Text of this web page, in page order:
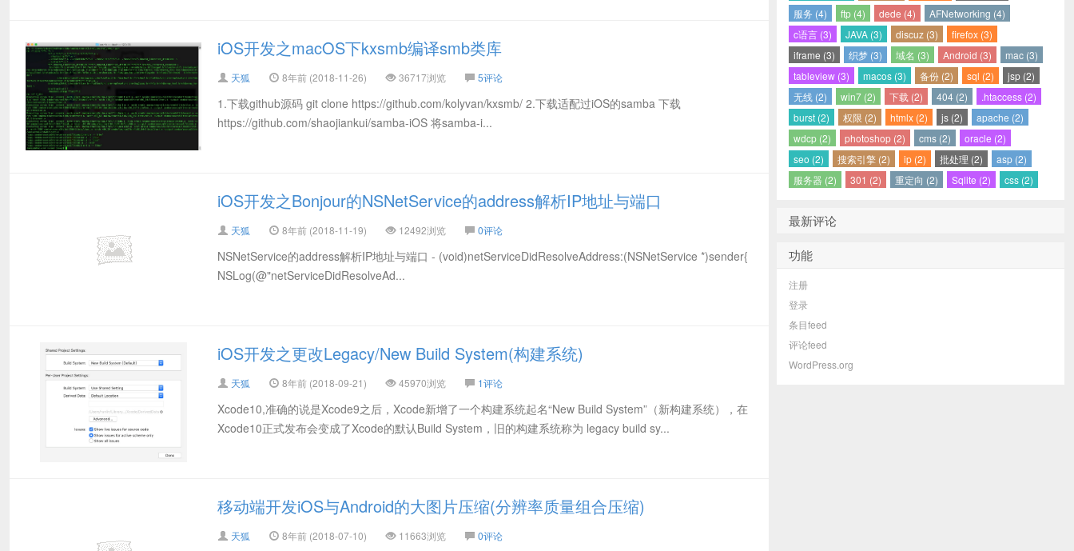
iOS开发之macOS下kxsmb编译smb类库
天狐 8年前 (2018-11-26) 36717浏览 5评论
1.下载github源码 git clone https://github.com/kolyvan/kxsmb/ 2.下载适配过iOS的samba 下载
https://github.com/shaojiankui/samba-iOS 将samba-i...
iOS开发之Bonjour的NSNetService的address解析IP地址与端口
天狐 8年前 (2018-11-19) 12492浏览 0评论
NSNetService的address解析IP地址与端口 - (void)netServiceDidResolveAddress:(NSNetService *)sender{
NSLog(@"netServiceDidResolveAd...
iOS开发之更改Legacy/New Build System(构建系统)
天狐 8年前 (2018-09-21) 45970浏览 1评论
Xcode10,准确的说是Xcode9之后，Xcode新增了一个构建系统起名“New Build System”（新构建系统），在
Xcode10正式发布会变成了Xcode的默认Build System，旧的构建系统称为 legacy build sy...
移动端开发iOS与Android的大图片压缩(分辨率质量组合压缩)
天狐 8年前 (2018-07-10) 11663浏览 0评论
服务 (4)
ftp (4) dede (4)
AFNetworking (4)
c语言 (3)
JAVA (3) discuz (3)
firefox (3)
iframe (3)
织梦 (3) 域名 (3) Android (3)
mac (3)
tableview (3)
macos (3) 备份 (2) sql (2)
jsp (2)
无线 (2)
win7 (2) 下载 (2) 404 (2)
.htaccess (2)
burst (2)
权限 (2) htmlx (2) js (2)
apache (2)
wdcp (2)
photoshop (2) cms (2)
oracle (2)
seo (2)
搜索引擎 (2) ip (2) 批处理 (2)
asp (2)
服务器 (2)
301 (2) 重定向 (2) Sqlite (2) css (2)
最新评论
功能
注册
登录
条目feed
评论feed
WordPress.org